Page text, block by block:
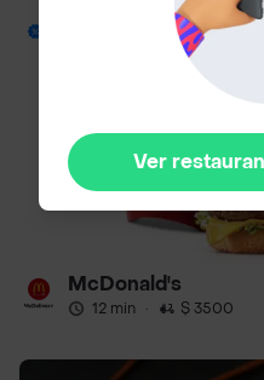
McDonald's
12 min · $ 3500
Ver